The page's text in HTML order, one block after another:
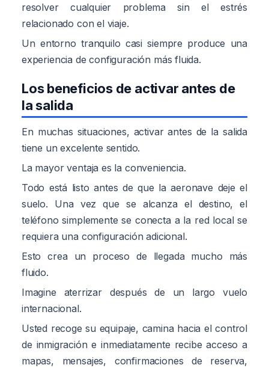
resolver cualquier problema sin el estrés
relacionado con el viaje.
Un entorno tranquilo casi siempre produce una
experiencia de configuración más fluida.
Los beneficios de activar antes de
la salida
En muchas situaciones, activar antes de la salida
tiene un excelente sentido.
La mayor ventaja es la conveniencia.
Todo está listo antes de que la aeronave deje el
suelo. Una vez que se alcanza el destino, el
teléfono simplemente se conecta a la red local se
requiera una configuración adicional.
Esto crea un proceso de llegada mucho más
fluido.
Imagine aterrizar después de un largo vuelo
internacional.
Usted recoge su equipaje, camina hacia el control
de inmigración e inmediatamente recibe acceso a
mapas, mensajes, confirmaciones de reserva,